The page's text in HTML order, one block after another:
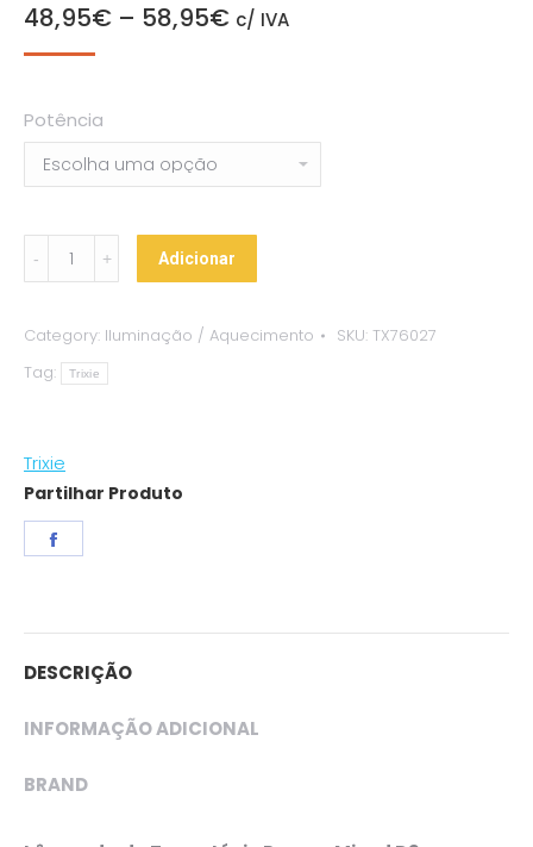
48,95€ – 58,95€ c/ IVA
Potência
Lâmpada
de
Prosun
Mixed
Adicionar
Category: Iluminação / Aquecimento SKU: TX76027
Tag:
Trixie
Trixie
Partilhar Produto
DESCRIÇÃO
INFORMAÇÃO ADICIONAL
BRAND